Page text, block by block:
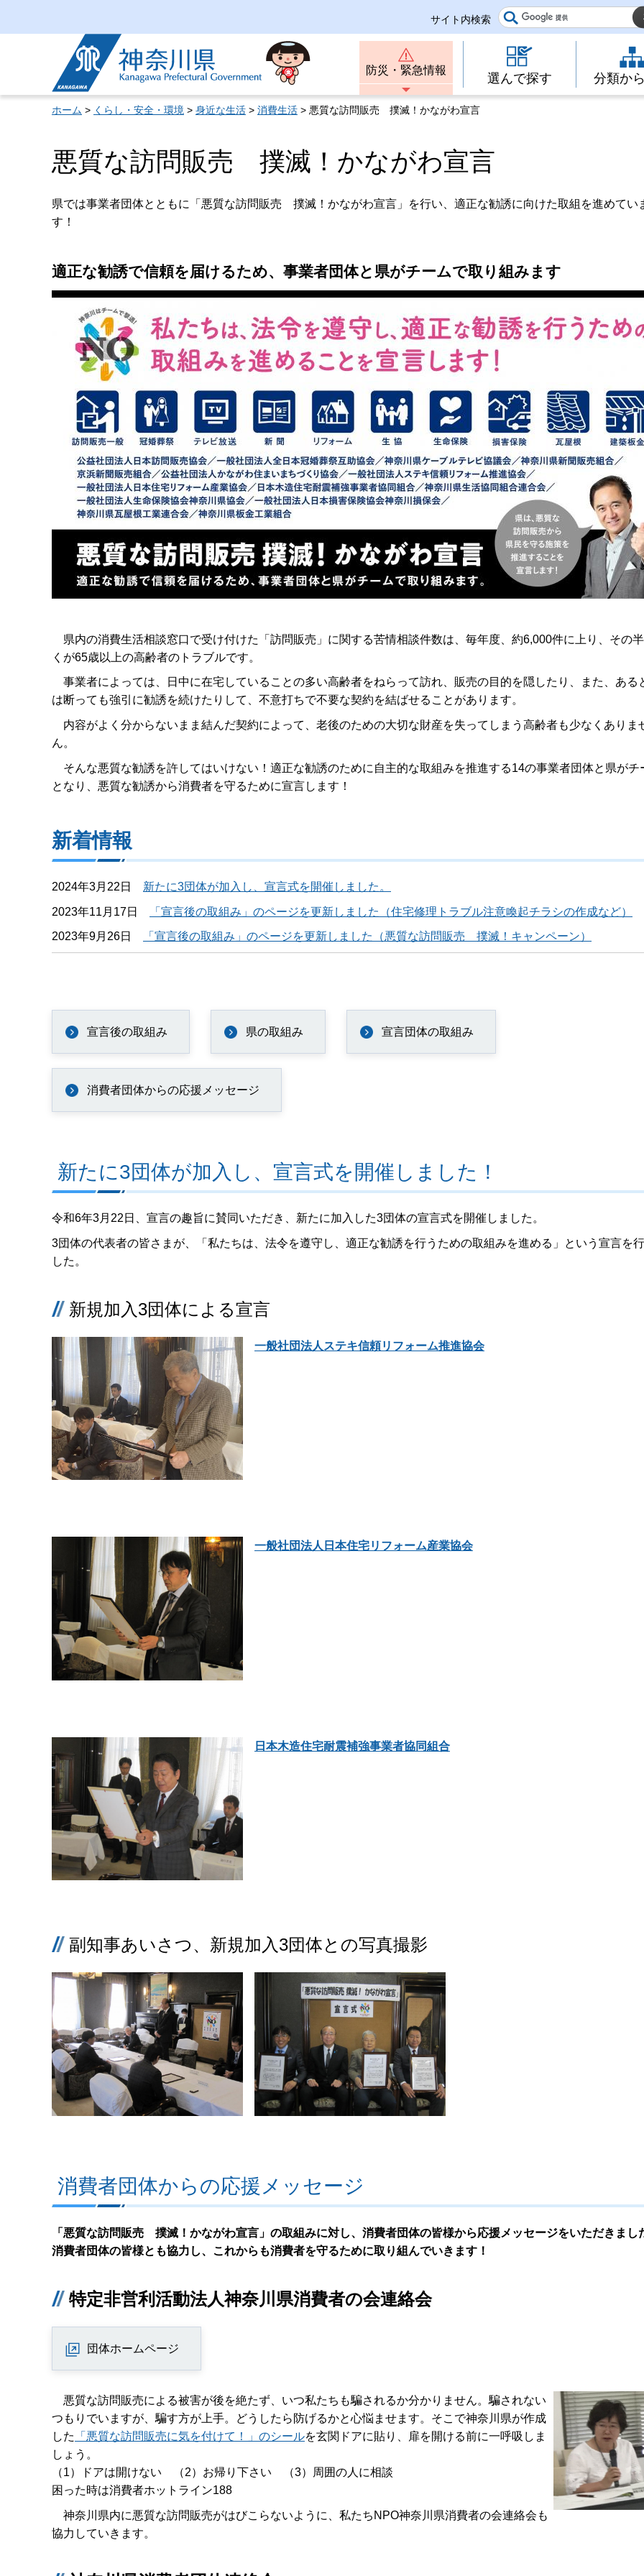
サイト内検索
神奈川県
防災・緊急情報
選んで探す 分類か
ホーム > くらし・安全・環境 > 身近な生活 > 消費生活 > 悪質な訪問販売 撲滅！かながわ宣言
悪質な訪問販売 撲滅！かながわ宣言
県では事業者団体とともに「悪質な訪問販売 撲滅！かながわ宣言」を行い、適正な勧誘に向けた取組を進めてい
す！
適正な勧誘で信頼を届けるため、事業者団体と県がチームで取り組みます
県内の消費生活相談窓口で受け付けた「訪問販売」に関する苦情相談件数は、毎年度、約6,000件に上り、その
くが65歳以上の高齢者のトラブルです。
事業者によっては、日中に在宅していることの多い高齢者をねらって訪れ、販売の目的を隠したり、また、ある
は断っても強引に勧誘を続けたりして、不意打ちで不要な契約を結ばせることがあります。
内容がよく分からないまま結んだ契約によって、老後のための大切な財産を失ってしまう高齢者も少なくありま
ん。
そんな悪質な勧誘を許してはいけない！適正な勧誘のために自主的な取組みを推進する14の事業者団体と県がチ
となり、悪質な勧誘から消費者を守るために宣言します！
新着情報
2024年3月22日 新たに3団体が加入し、宣言式を開催しました。
2023年11月17日 「宣言後の取組み」のページを更新しました（住宅修理トラブル注意喚起チラシの作成など）
2023年9月26日 「宣言後の取組み」のページを更新しました（悪質な訪問販売 撲滅！キャンペーン）
宣言後の取組み 県の取組み 宣言団体の取組み
消費者団体からの応援メッセージ
新たに3団体が加入し、宣言式を開催しました！
令和6年3月22日、宣言の趣旨に賛同いただき、新たに加入した3団体の宣言式を開催しました。
3団体の代表者の皆さまが、「私たちは、法令を遵守し、適正な勧誘を行うための取組みを進める」という宣言を
した。
新規加入3団体による宣言
一般社団法人ステキ信頼リフォーム推進協会
一般社団法人日本住宅リフォーム産業協会
日本木造住宅耐震補強事業者協同組合
副知事あいさつ、新規加入3団体との写真撮影
消費者団体からの応援メッセージ
「悪質な訪問販売 撲滅！かながわ宣言」の取組みに対し、消費者団体の皆様から応援メッセージをいただきまし
消費者団体の皆様とも協力し、これからも消費者を守るために取り組んでいきます！
特定非営利活動法人神奈川県消費者の会連絡会
団体ホームページ
悪質な訪問販売による被害が後を絶たず、いつ私たちも騙されるか分かりません。騙されない
つもりでいますが、騙す方が上手。どうしたら防げるかと心悩ませます。そこで神奈川県が作成
した
「悪質な訪問販売に気を付けて！」のシールを玄関ドアに貼り、扉を開ける前に一呼吸しま
しょう。
（1）ドアは開けない （2）お帰り下さい （3）周囲の人に相談
困った時は消費者ホットライン188
神奈川県内に悪質な訪問販売がはびこらないように、私たちNPO神奈川県消費者の会連絡会も
協力していきます。